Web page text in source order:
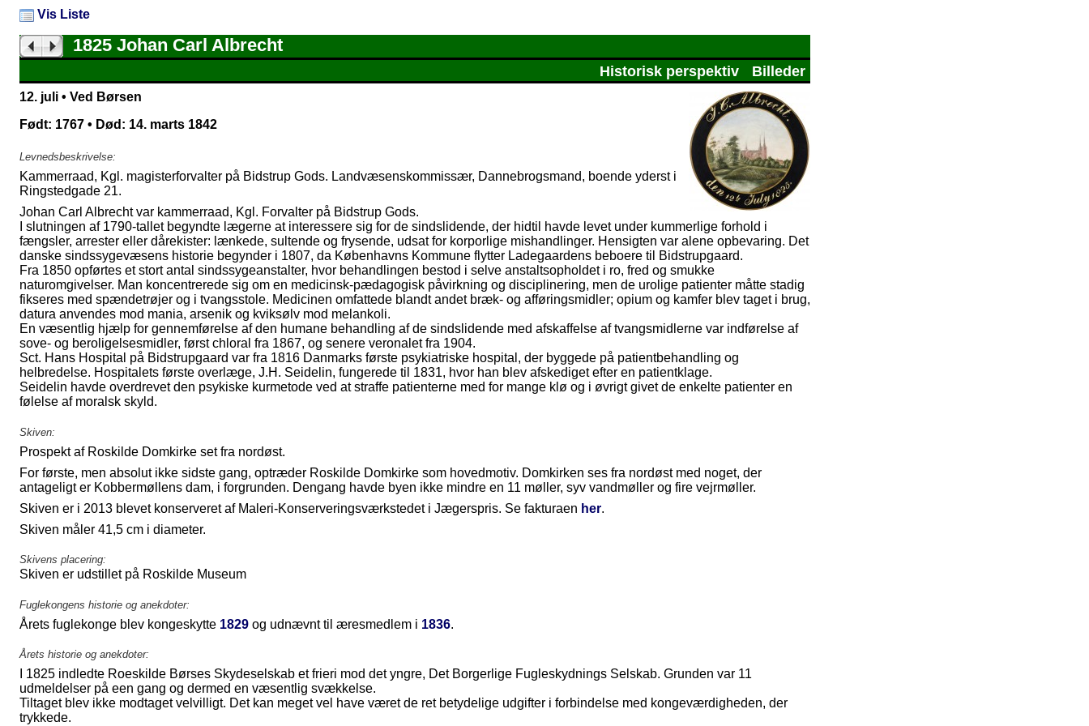
Vis Liste
1825 Johan Carl Albrecht
Billeder
Historisk perspektiv
12. juli • Ved Børsen
Født: 1767 • Død: 14. marts 1842
Levnedsbeskrivelse:
Kammerraad, Kgl. magisterforvalter på Bidstrup Gods. Landvæsenskommissær, Dannebrogsmand, boende yderst i
Ringstedgade 21.
Johan Carl Albrecht var kammerraad, Kgl. Forvalter på Bidstrup Gods.
I slutningen af 1790-tallet begyndte lægerne at interessere sig for de sindslidende, der hidtil havde levet under kummerlige forhold i
fængsler, arrester eller dårekister: lænkede, sultende og frysende, udsat for korporlige mishandlinger. Hensigten var alene opbevaring. Det
danske sindssygevæsens historie begynder i 1807, da Københavns Kommune flytter Ladegaardens beboere til Bidstrupgaard.
Fra 1850 opførtes et stort antal sindssygeanstalter, hvor behandlingen bestod i selve anstaltsopholdet i ro, fred og smukke
naturomgivelser. Man koncentrerede sig om en medicinsk-pædagogisk påvirkning og disciplinering, men de urolige patienter måtte stadig
fikseres med spændetrøjer og i tvangsstole. Medicinen omfattede blandt andet bræk- og afføringsmidler; opium og kamfer blev taget i brug,
datura anvendes mod mania, arsenik og kviksølv mod melankoli.
En væsentlig hjælp for gennemførelse af den humane behandling af de sindslidende med afskaffelse af tvangsmidlerne var indførelse af
sove- og beroligelsesmidler, først chloral fra 1867, og senere veronalet fra 1904.
Sct. Hans Hospital på Bidstrupgaard var fra 1816 Danmarks første psykiatriske hospital, der byggede på patientbehandling og
helbredelse. Hospitalets første overlæge, J.H. Seidelin, fungerede til 1831, hvor han blev afskediget efter en patientklage.
Seidelin havde overdrevet den psykiske kurmetode ved at straffe patienterne med for mange klø og i øvrigt givet de enkelte patienter en
følelse af moralsk skyld.
Skiven:
Prospekt af Roskilde Domkirke set fra nordøst.
For første, men absolut ikke sidste gang, optræder Roskilde Domkirke som hovedmotiv. Domkirken ses fra nordøst med noget, der
antageligt er Kobbermøllens dam, i forgrunden. Dengang havde byen ikke mindre en 11 møller, syv vandmøller og fire vejrmøller.
Skiven er i 2013 blevet konserveret af Maleri-Konserveringsværkstedet i Jægerspris. Se fakturaen her.
Skiven måler 41,5 cm i diameter.
Skivens placering:
Skiven er udstillet på Roskilde Museum
Fuglekongens historie og anekdoter:
Årets fuglekonge blev kongeskytte 1829 og udnævnt til æresmedlem i 1836.
Årets historie og anekdoter:
I 1825 indledte Roeskilde Børses Skydeselskab et frieri mod det yngre, Det Borgerlige Fugleskydnings Selskab. Grunden var 11
udmeldelser på een gang og dermed en væsentlig svækkelse.
Tiltaget blev ikke modtaget velvilligt. Det kan meget vel have været de ret betydelige udgifter i forbindelse med kongeværdigheden, der
trykkede.